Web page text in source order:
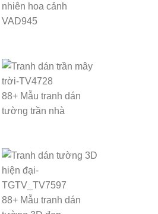
nhiên hoa cảnh
VAD945
88+ Mẫu tranh dán
tường trần nhà
88+ Mẫu tranh dán